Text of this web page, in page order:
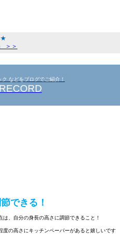
★
＞＞
などをブログでご紹介！
できる！
、自分の身長の高さに調節できること！
の高さにキッチンペーパーがあると嬉しいです